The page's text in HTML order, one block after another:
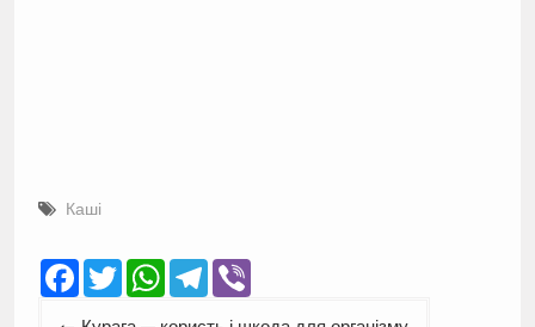
Каші
Facebook
TwitterWhatsApp
Telegram
Viber
Навігація